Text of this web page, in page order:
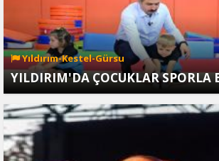
Yıldırım-Kestel-Gürsu
YILDIRIM'DA ÇOCUKLAR SPORLA